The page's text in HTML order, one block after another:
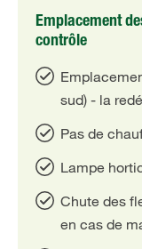
Emplacement
contrôle
sud) - la
Pas de
Lampe
Chute des
en cas de